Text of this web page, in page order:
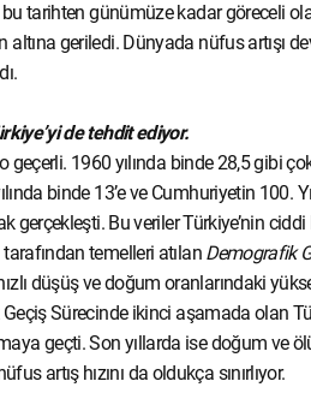
bu tarihten günümüze kadar göreceli
geriledi. Dünyada nüfus artışı
de tehdit ediyor.
1960 yılında binde 28,5 gibi
binde 13’e ve Cumhuriyetin 100.
gerçekleşti. Bu veriler Türkiye’nin
temelleri atılan Demografik
düşüş ve doğum oranlarındaki
Sürecinde ikinci aşamada olan
geçti. Son yıllarda ise doğum ve
artış hızını da oldukça sınırlıyor.